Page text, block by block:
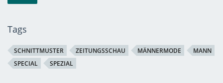
Tags
SCHNITTMUSTER ZEITUNGSSCHAU MÄNNERMODE
MANN
SPECIAL
SPEZIAL